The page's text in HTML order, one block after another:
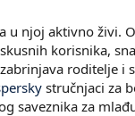
u njoj aktivno živi.
korisnika,
roditelje i
stručnjaci za
saveznika za